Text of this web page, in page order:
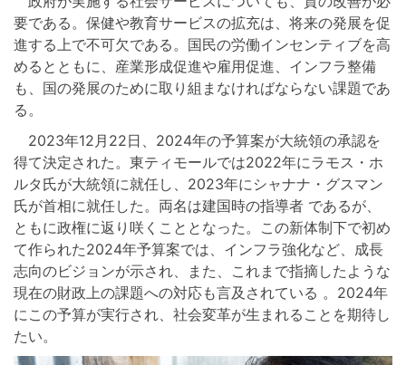
要である。保健や教育サービスの拡充は、将来の発展を促
進する上で不可欠である。国民の労働インセンティブを高
めるとともに、産業形成促進や雇用促進、インフラ整備
も、国の発展のために取り組まなければならない課題であ
る。
2023年12月22日、2024年の予算案が大統領の承認を
得て決定された。東ティモールでは2022年にラモス・ホ
ルタ氏が大統領に就任し、2023年にシャナナ・グスマン
氏が首相に就任した。両名は建国時の指導者 であるが、
ともに政権に返り咲くこととなった。この新体制下で初め
て作られた2024年予算案では、インフラ強化など、成長
志向のビジョンが示され、また、これまで指摘したような
現在の財政上の課題への対応も言及されている 。2024年
にこの予算が実行され、社会変革が生まれることを期待し
たい。